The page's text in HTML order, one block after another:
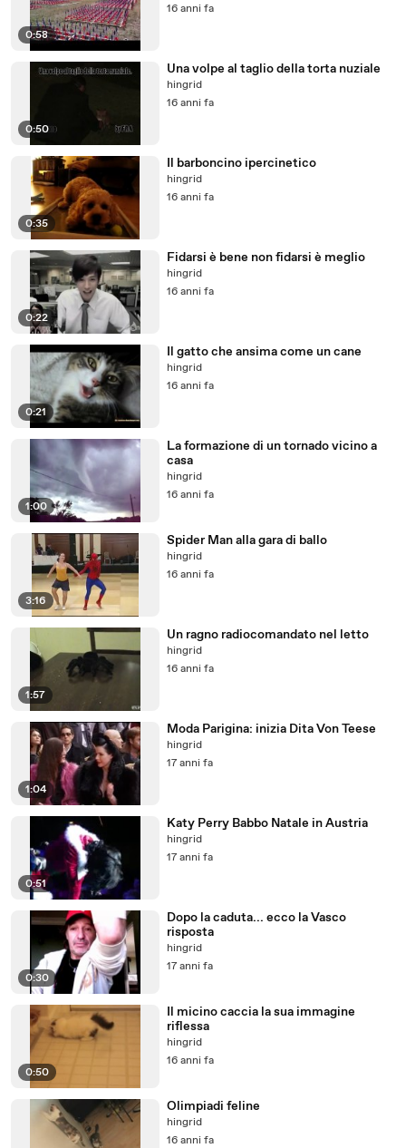
0:58
16 anni fa
0:50
Una volpe al taglio della torta nuziale
hingrid
16 anni fa
0:35
Il barboncino ipercinetico
hingrid
16 anni fa
0:22
Fidarsi è bene non fidarsi è meglio
hingrid
16 anni fa
0:21
Il gatto che ansima come un cane
hingrid
16 anni fa
1:00
La formazione di un tornado vicino a
casa
hingrid
16 anni fa
3:16
Spider Man alla gara di ballo
hingrid
16 anni fa
1:57
Un ragno radiocomandato nel letto
hingrid
16 anni fa
1:04
Moda Parigina: inizia Dita Von Teese
hingrid
17 anni fa
0:51
Katy Perry Babbo Natale in Austria
hingrid
17 anni fa
0:30
Dopo la caduta... ecco la Vasco
risposta
hingrid
17 anni fa
0:50
Il micino caccia la sua immagine
riflessa
hingrid
16 anni fa
Olimpiadi feline
hingrid
16 anni fa